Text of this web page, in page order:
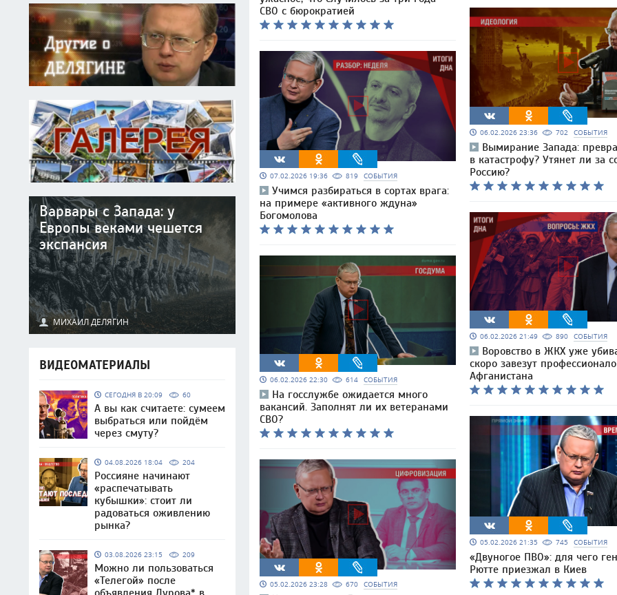
Варвары с Запада: у
Европы веками чешется
экспансия
МИХАИЛ ДЕЛЯГИН
ВИДЕОМАТЕРИАЛЫ
СЕГОДНЯ В 20:09 60
А вы как считаете: сумеем
выбраться или пойдём
через смуту?
04.08.2026 18:04 204
Россияне начинают
«распечатывать
кубышки»: стоит ли
радоваться оживлению
рынка?
03.08.2026 23:15 209
Можно ли пользоваться
«Телегой» после
СВО с бюрократией
07.02.2026 19:36 819 СОБЫТИЯ
Учимся разбираться в сортах врага:
на примере «активного ждуна»
Богомолова
06.02.2026 22:30 614 СОБЫТИЯ
На госслужбе ожидается много
вакансий. Заполнят ли их ветеранами
СВО?
05.02.2026 23:28 670 СОБЫТИЯ
06.02.2026 23:36 702 СОБЫТИЯ
Вымирание Запада:
в катастрофу? Утянет ли за
Россию?
06.02.2026 21:49 890 СОБЫТИЯ
Воровство в ЖКХ уже
скоро завезут
Афганистана
05.02.2026 21:35 745 СОБЫТИЯ
«Двуногое ПВО»: для чего
Рютте приезжал в Киев